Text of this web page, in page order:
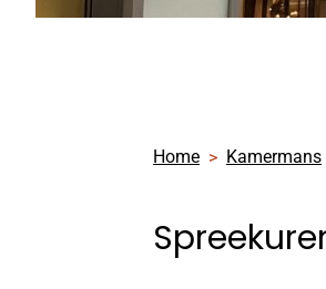
Home Kamermans